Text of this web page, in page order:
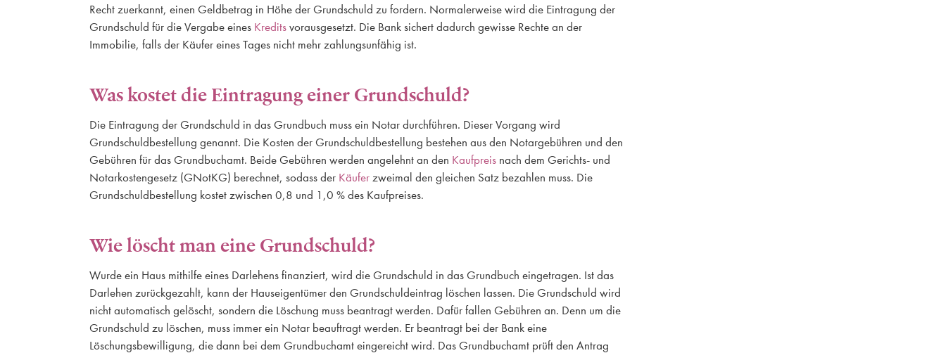
Recht zuerkannt, einen Geldbetrag in Höhe der Grundschuld zu fordern. Normalerweise wird die Eintragung der
Grundschuld für die Vergabe eines Kredits vorausgesetzt. Die Bank sichert dadurch gewisse Rechte an der
Immobilie, falls der Käufer eines Tages nicht mehr zahlungsunfähig ist.
Was kostet die Eintragung einer Grundschuld?
Die Eintragung der Grundschuld in das Grundbuch muss ein Notar durchführen. Dieser Vorgang wird
Grundschuldbestellung genannt. Die Kosten der Grundschuldbestellung bestehen aus den Notargebühren und den
Gebühren für das Grundbuchamt. Beide Gebühren werden angelehnt an den Kaufpreis nach dem Gerichts- und
Notarkostengesetz (GNotKG) berechnet, sodass der Käufer zweimal den gleichen Satz bezahlen muss. Die
Grundschuldbestellung kostet zwischen 0,8 und 1,0 % des Kaufpreises.
Wie löscht man eine Grundschuld?
Wurde ein Haus mithilfe eines Darlehens finanziert, wird die Grundschuld in das Grundbuch eingetragen. Ist das
Darlehen zurückgezahlt, kann der Hauseigentümer den Grundschuldeintrag löschen lassen. Die Grundschuld wird
nicht automatisch gelöscht, sondern die Löschung muss beantragt werden. Dafür fallen Gebühren an. Denn um die
Grundschuld zu löschen, muss immer ein Notar beauftragt werden. Er beantragt bei der Bank eine
Löschungsbewilligung, die dann bei dem Grundbuchamt eingereicht wird. Das Grundbuchamt prüft den Antrag